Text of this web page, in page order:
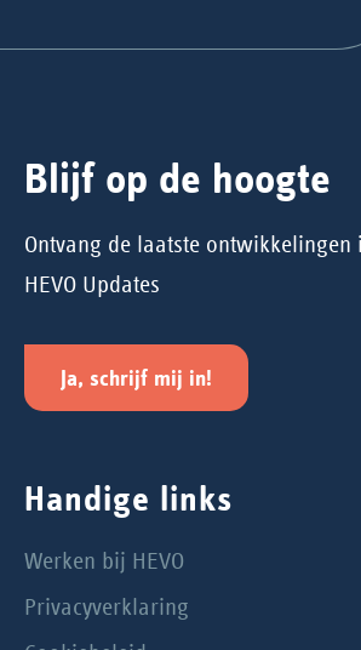
Blijf op de hoogte
Ontvang de laatste
HEVO Updates
Ja, schrijf mij in!
Handige links
Werken bij HEVO
Privacyverklaring